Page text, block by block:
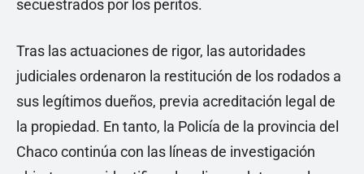
secuestrados por los peritos.
Tras las actuaciones de rigor, las autoridades
judiciales ordenaron la restitución de los rodados a
sus legítimos dueños, previa acreditación legal de
la propiedad. En tanto, la Policía de la provincia del
Chaco continúa con las líneas de investigación